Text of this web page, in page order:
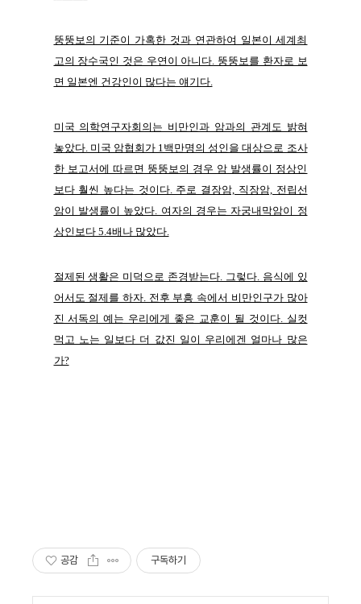
뚱뚱보의 기준이 가혹한 것과 연관하여 일본이 세계최
고의 장수국인 것은 우연이 아니다. 뚱뚱보를 환자로 보
면 일본엔 건강인이 많다는 얘기다.
미국 의학연구자회의는 비만인과 암과의 관계도 밝혀
놓았다. 미국 암협회가 1백만명의 성인을 대상으로 조사
한 보고서에 따르면 뚱뚱보의 경우 암 발생률이 정상인
보다 훨씬 높다는 것이다. 주로 결장암, 직장암, 전립선
암이 발생률이 높았다. 여자의 경우는 자궁내막암이 정
상인보다 5.4배나 많았다.
절제된 생활은 미덕으로 존경받는다. 그렇다. 음식에 있
어서도 절제를 하자. 전후 부흥 속에서 비만인구가 많아
진 서독의 예는 우리에게 좋은 교훈이 될 것이다. 실컷
먹고 노는 일보다 더 값진 일이 우리에겐 얼마나 많은
가?
공감 구독하기